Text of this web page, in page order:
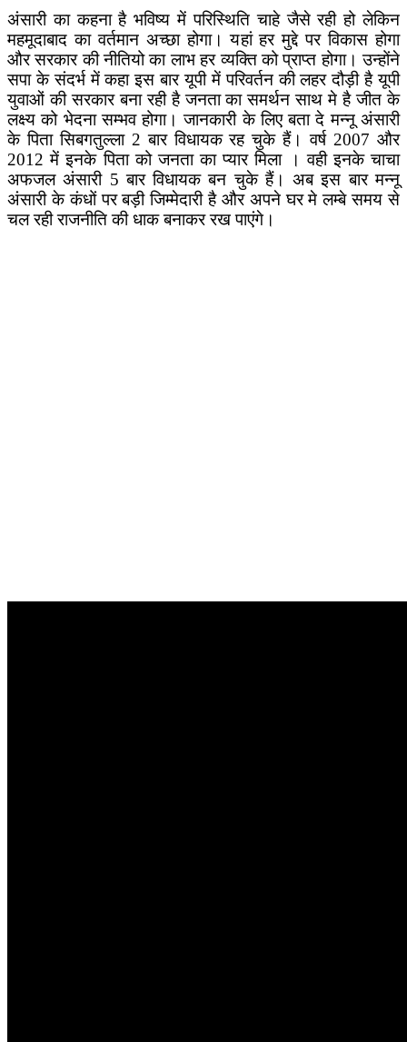
अंसारी का कहना है भविष्य में परिस्थिति चाहे जैसे रही हो लेकिन
महमूदाबाद का वर्तमान अच्छा होगा। यहां हर मुद्दे पर विकास होगा
और सरकार की नीतियो का लाभ हर व्यक्ति को प्राप्त होगा। उन्होंने
सपा के संदर्भ में कहा इस बार यूपी में परिवर्तन की लहर दौड़ी है यूपी
युवाओं की सरकार बना रही है जनता का समर्थन साथ मे है जीत के
लक्ष्य को भेदना सम्भव होगा। जानकारी के लिए बता दे मन्नू अंसारी
के पिता सिबगतुल्ला 2 बार विधायक रह चुके हैं। वर्ष 2007 और
2012 में इनके पिता को जनता का प्यार मिला । वही इनके चाचा
अफजल अंसारी 5 बार विधायक बन चुके हैं। अब इस बार मन्नू
अंसारी के कंधों पर बड़ी जिम्मेदारी है और अपने घर मे लम्बे समय से
चल रही राजनीति की धाक बनाकर रख पाएंगे।